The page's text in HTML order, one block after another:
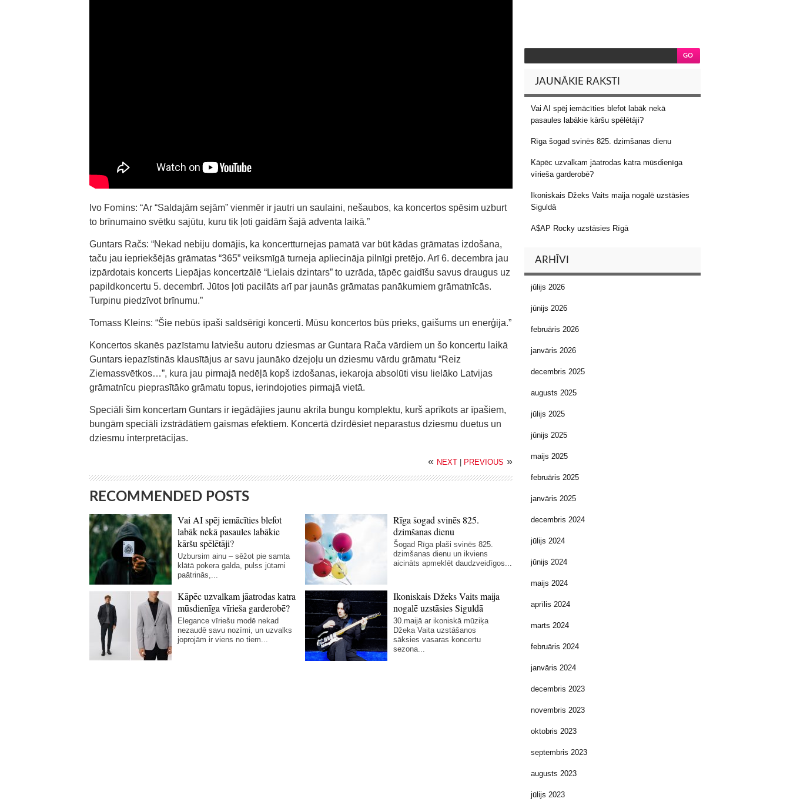
Ivo Fomins: “Ar “Saldajām sejām” vienmēr ir jautri un saulaini, nešaubos, ka koncertos spēsim uzburt
to brīnumaino svētku sajūtu, kuru tik ļoti gaidām šajā adventa laikā.”
Guntars Račs: “Nekad nebiju domājis, ka koncertturnejas pamatā var būt kādas grāmatas izdošana,
taču jau iepriekšējās grāmatas “365” veiksmīgā turneja apliecināja pilnīgi pretējo. Arī 6. decembra jau
izpārdotais koncerts Liepājas koncertzālē “Lielais dzintars” to uzrāda, tāpēc gaidīšu savus draugus uz
papildkoncertu 5. decembrī. Jūtos ļoti pacilāts arī par jaunās grāmatas panākumiem grāmatnīcās.
Turpinu piedzīvot brīnumu.”
Tomass Kleins: “Šie nebūs īpaši saldsērīgi koncerti. Mūsu koncertos būs prieks, gaišums un enerģija.”
Koncertos skanēs pazīstamu latviešu autoru dziesmas ar Guntara Rača vārdiem un šo koncertu laikā
Guntars iepazīstinās klausītājus ar savu jaunāko dzejoļu un dziesmu vārdu grāmatu “Reiz
Ziemassvētkos…”, kura jau pirmajā nedēļā kopš izdošanas, iekaroja absolūti visu lielāko Latvijas
grāmatnīcu pieprasītāko grāmatu topus, ierindojoties pirmajā vietā.
Speciāli šim koncertam Guntars ir iegādājies jaunu akrila bungu komplektu, kurš aprīkots ar īpašiem,
bungām speciāli izstrādātiem gaismas efektiem. Koncertā dzirdēsiet neparastus dziesmu duetus un
dziesmu interpretācijas.
« NEXT PREVIOUS »
RECOMMENDED POSTS
Vai AI spēj iemācīties blefot
labāk nekā pasaules labākie
kāršu spēlētāji?
Uzbursim ainu – sēžot pie samta
klātā pokera galda, pulss jūtami
paātrinās,...
Rīga šogad svinēs 825.
dzimšanas dienu
Šogad Rīga plaši svinēs 825.
dzimšanas dienu un ikviens
aicināts apmeklēt daudzveidīgos...
Kāpēc uzvalkam jāatrodas katra
mūsdienīga vīrieša garderobē?
Elegance vīriešu modē nekad
nezaudē savu nozīmi, un uzvalks
joprojām ir viens no tiem...
Ikoniskais Džeks Vaits maija
nogalē uzstāsies Siguldā
30.maijā ar ikoniskā mūziķa
Džeka Vaita uzstāšanos
sāksies vasaras koncertu
sezona...
JAUNĀKIE RAKSTI
Vai AI spēj iemācīties blefot labāk nekā
pasaules labākie kāršu spēlētāji?
Rīga šogad svinēs 825. dzimšanas dienu
Kāpēc uzvalkam jāatrodas katra mūsdienīga
vīrieša garderobē?
Ikoniskais Džeks Vaits maija nogalē uzstāsies
Siguldā
A$AP Rocky uzstāsies Rīgā
ARHĪVI
jūlijs 2026
jūnijs 2026
februāris 2026
janvāris 2026
decembris 2025
augusts 2025
jūlijs 2025
jūnijs 2025
maijs 2025
februāris 2025
janvāris 2025
decembris 2024
jūlijs 2024
jūnijs 2024
maijs 2024
aprīlis 2024
marts 2024
februāris 2024
janvāris 2024
decembris 2023
novembris 2023
oktobris 2023
septembris 2023
augusts 2023
jūlijs 2023